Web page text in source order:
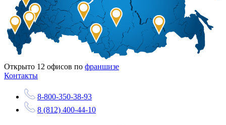
Открыто 12 офисов по франшизе
Контакты
8-800-350-38-93
8 (812) 400-44-10